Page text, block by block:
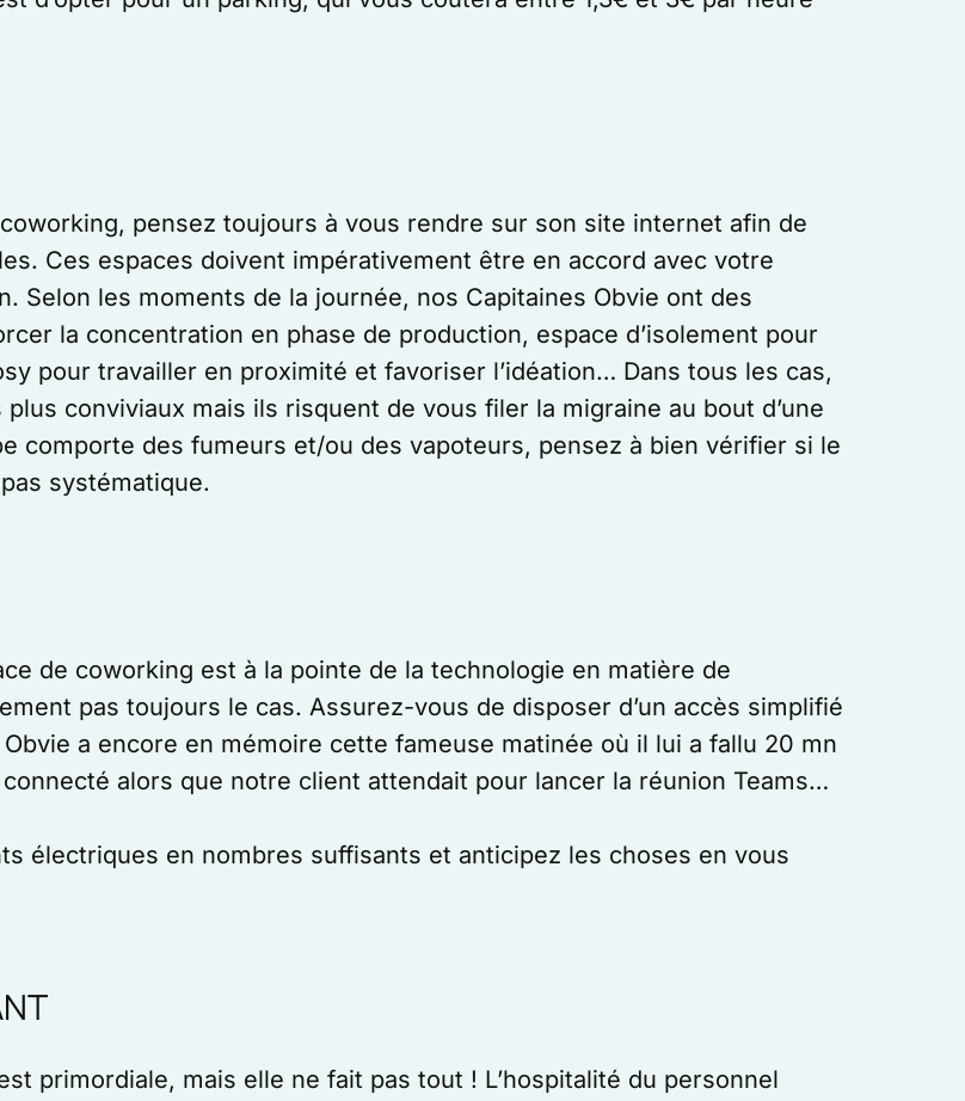
pensez toujours à vous rendre sur son site internet afin de
Ces espaces doivent impérativement être en accord avec votre
Selon les moments de la journée, nos Capitaines Obvie ont des
la concentration en phase de production, espace d’isolement pour
pour travailler en proximité et favoriser l’idéation… Dans tous les cas,
conviviaux mais ils risquent de vous filer la migraine au bout d’une
comporte des fumeurs et/ou des vapoteurs, pensez à bien vérifier si le
systématique.
de coworking est à la pointe de la technologie en matière de
pas toujours le cas. Assurez-vous de disposer d’un accès simplifié
a encore en mémoire cette fameuse matinée où il lui a fallu 20 mn
alors que notre client attendait pour lancer la réunion Teams…
électriques en nombres suffisants et anticipez les choses en vous
primordiale, mais elle ne fait pas tout ! L’hospitalité du personnel